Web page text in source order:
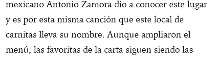
mexicano Antonio Zamora dio a conocer este lugar
y es por esta misma canción que este local de
carnitas lleva su nombre. Aunque ampliaron el
menú, las favoritas de la carta siguen siendo las